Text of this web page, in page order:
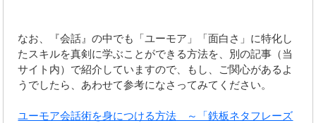
なお、『会話』の中でも「ユーモア」「面白さ」に特化し
たスキルを真剣に学ぶことができる方法を、別の記事（当
サイト内）で紹介していますので、もし、ご関心があるよ
うでしたら、あわせて参考になさってみてください。
ユーモア会話術を身につける方法 ～「鉄板ネタフレーズ